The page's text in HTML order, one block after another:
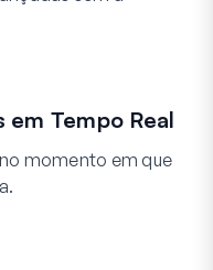
Tempo Real
momento em que